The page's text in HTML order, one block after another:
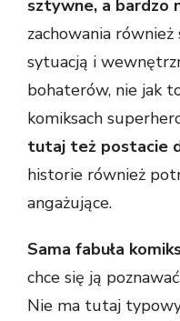
sztywne, a bardzo
zachowania
sytuacją i
bohaterów, nie jak
komiksach
tutaj też postacie
historie również
angażujące.
Sama fabuła
chce się ją
Nie ma tutaj